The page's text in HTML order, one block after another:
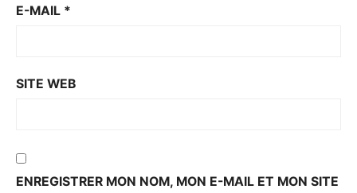
E-MAIL *
SITE WEB
ENREGISTRER MON NOM, MON E-MAIL ET MON SITE